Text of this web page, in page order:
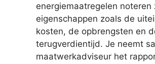
energiemaatregelen noteren
eigenschappen zoals de
kosten, de opbrengsten en
terugverdientijd. Je neemt
maatwerkadviseur het